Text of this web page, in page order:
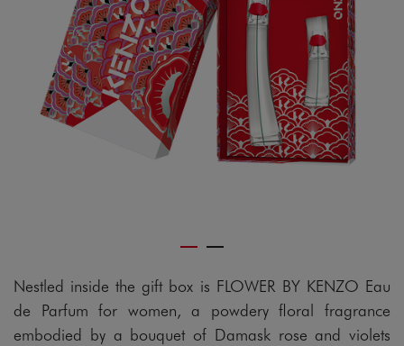
Nestled inside the gift box is FLOWER BY KENZO Eau
de Parfum for women, a powdery floral fragrance
embodied by a bouquet of Damask rose and violets